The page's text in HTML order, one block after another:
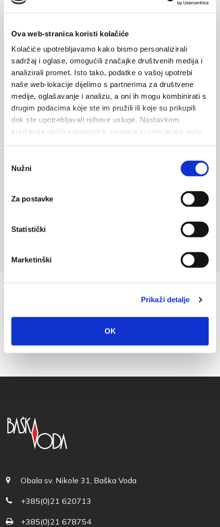
Ova web-stranica koristi kolačiće
Kolačiće upotrebljavamo kako bismo personalizirali
sadržaj i oglase, omogućili značajke društvenih medija i
analizirali promet. Isto tako, podatke o vašoj upotrebi
naše web-lokacije dijelimo s partnerima za društvene
medije, oglašavanje i analizu, a oni ih mogu kombinirati s
drugim podacima koje ste im pružili ili koje su prikupili
dok ste upotrebljavali njihove usluge. Nastavkom
korištenja naših internetskih stranica vi prihvaćate našu
pristanka
Nužni
Za postavke
Statistički
Marketinški
Prikaži detalje
OK
Obala sv. Nikole 31, Baška Voda
+385(0)21 620713
+385(0)21 678754